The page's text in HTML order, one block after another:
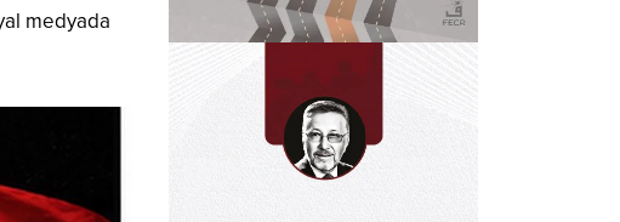
medyada